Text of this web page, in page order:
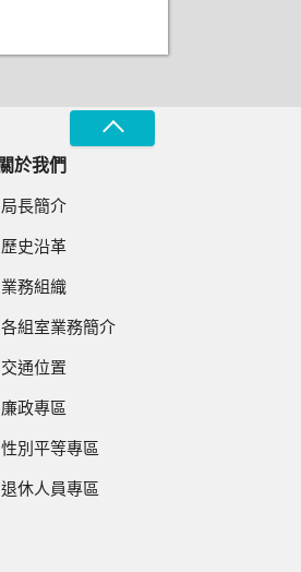
關於我們
局長簡介
歷史沿革
業務組織
各組室業務簡介
交通位置
廉政專區
性別平等專區
退休人員專區